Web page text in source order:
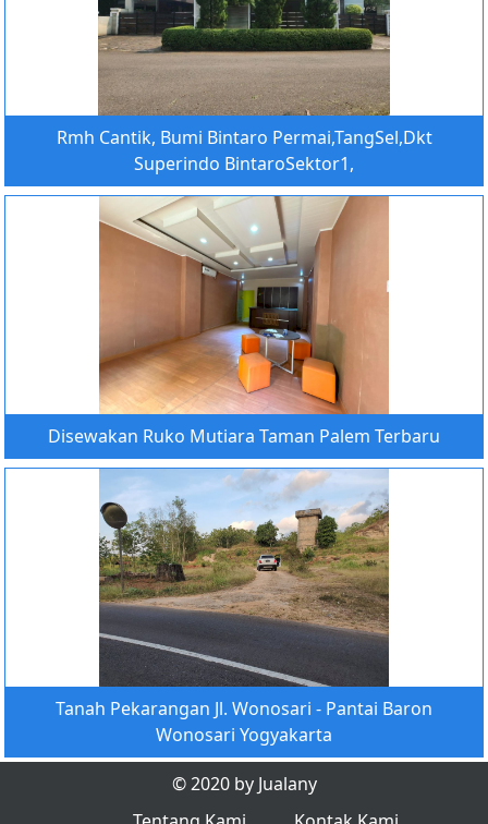
Rmh Cantik, Bumi Bintaro Permai,TangSel,Dkt
Superindo BintaroSektor1,
Disewakan Ruko Mutiara Taman Palem Terbaru
Tanah Pekarangan Jl. Wonosari - Pantai Baron
Wonosari Yogyakarta
© 2020 by Jualany